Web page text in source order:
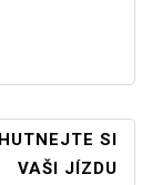
SI
VAŠI JÍZDU